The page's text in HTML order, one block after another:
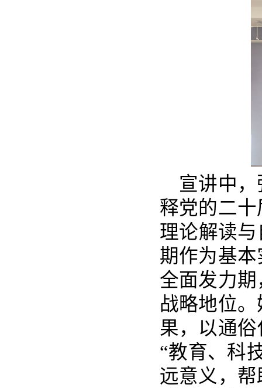
宣讲中，
释党的二
理论解读
期作为基
全面发力
战略地位
果，以通
“教育、科
远意义，